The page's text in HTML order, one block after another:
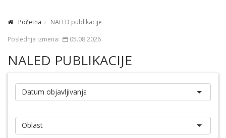
Početna
NALED publikacije
Poslednja izmena:
05.08.2026
NALED PUBLIKACIJE
Izveštaj